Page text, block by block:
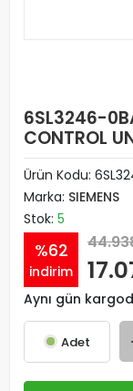
6SL3246-
CONTROL
Ürün Kodu:
Marka: SIEMENS
Stok: 5
%62
indirim
Aynı gün
Adet